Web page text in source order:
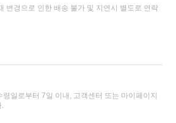
변경으로 인한 배송 불가 및 지연시 별도로 연락
령일로부터 7일 이내, 고객센터 또는 마이페이지